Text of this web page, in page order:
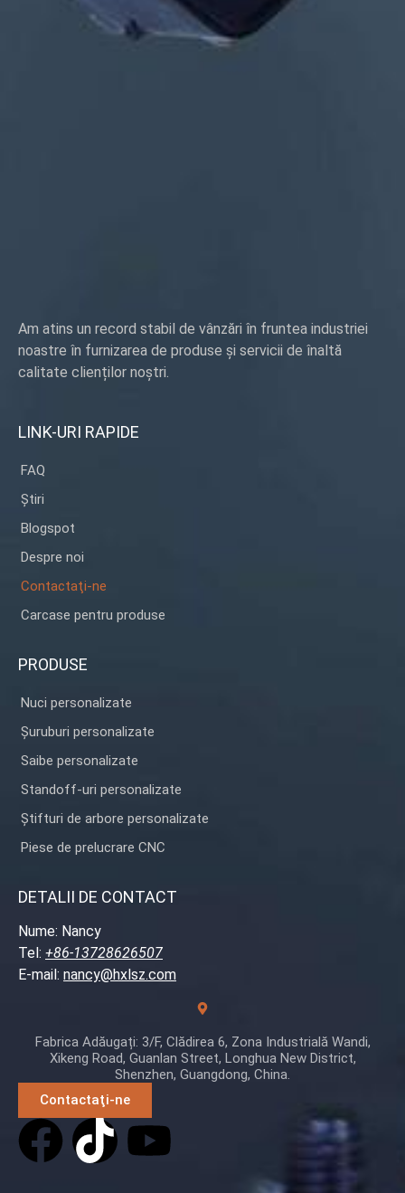
Am atins un record stabil de vânzări în fruntea industriei
noastre în furnizarea de produse și servicii de înaltă
calitate clienților noștri.
LINK-URI RAPIDE
FAQ
Știri
Blogspot
Despre noi
Contactaţi-ne
Carcase pentru produse
PRODUSE
Nuci personalizate
Șuruburi personalizate
Saibe personalizate
Standoff-uri personalizate
Știfturi de arbore personalizate
Piese de prelucrare CNC
DETALII DE CONTACT
Nume: Nancy
Tel: +86-13728626507
E-mail: nancy@hxlsz.com
Fabrica Adăugați: 3/F, Clădirea 6, Zona Industrială Wandi,
Xikeng Road, Guanlan Street, Longhua New District,
Shenzhen, Guangdong, China.
Contactaţi-ne